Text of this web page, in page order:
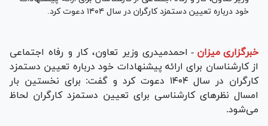
خود درباره تعیین دستمزد کارگران در سال ۱۴۰۴ دعوت کرد.
خبرگزاری میزان - احمدمیدری وزیر تعاون، کار و رفاه اجتماعی
از کارشناسان برای ارائه پیشنهادات خود درباره تعیین دستمزد
کارگران در سال ۱۴۰۴ دعوت کرد و گفت: برای نخستین بار
امسال نظرهای کارشناسی برای تعیین دستمزد کارگران لحاظ
می‌شود.